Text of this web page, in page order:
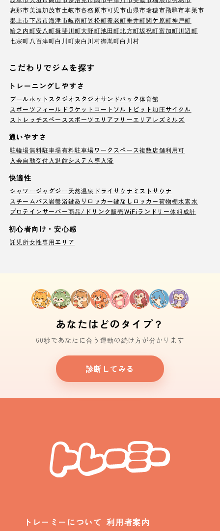
恵那市美濃加茂市土岐市各務原市可児市山県市瑞穂市飛騨市本巣市
郡上市下呂市海津市岐南町笠松町養老町垂井町関ケ原町神戸町
輪之内町安八町揖斐川町大野町池田町北方町坂祝町富加町川辺町
七宗町八百津町白川町東白川村御嵩町白川村
こだわりでジムを探す
トレーニングしやすさ
プールホットスタジオスタジオサンドバック体育館
スポーツフィールド ラケットコート ソルトピット加圧サイクル
ストレッチスペーススポーツエリア フリーエリア レズミルズ
通いやすさ
駐輪場無料駐車場有料駐車場ワークスペース複数店舗利用可
入会自動受付入退館システム導入済
快適性
シャワージャグジー天然温泉 ドライサウナ ミストサウナ
スチームバス岩盤浴鍵ありロッカー鍵なしロッカー荷物棚水素水
プロテインサーバー商品/ドリンク販売WiFi ランドリー体組成計
初心者向け・安心感
託児所女性専用エリア
あなたはどのタイプ？
60秒であなたに合う運動の続け方が分かります
診断してみる
トレーミーについて 利用者案内